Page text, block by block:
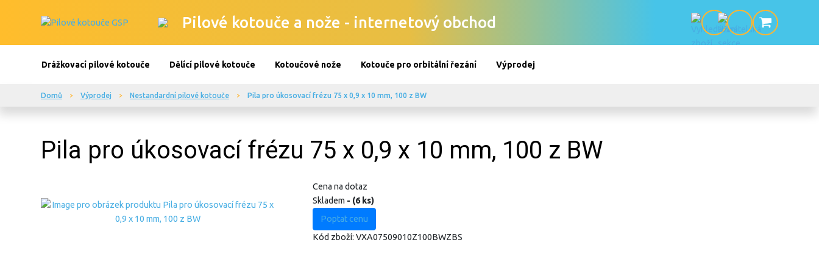
Pilové kotouče a nože - internetový obchod
Drážkovací pilové kotouče Dělící pilové kotouče Kotoučové nože Kotouče pro orbitální řezání Výprodej
Domů Výprodej Nestandardní pilové kotouče Pila pro úkosovací frézu 75 x 0,9 x 10 mm, 100 z BW
Pila pro úkosovací frézu 75 x 0,9 x 10 mm, 100 z BW
Cena na dotaz
Skladem - (6 ks)
Poptat cenu
Kód zboží: VXA07509010Z100BWZBS